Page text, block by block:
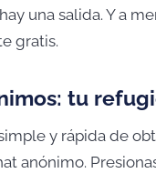
una salida. Y a
gratis.
tu
y rápida de
anónimo.